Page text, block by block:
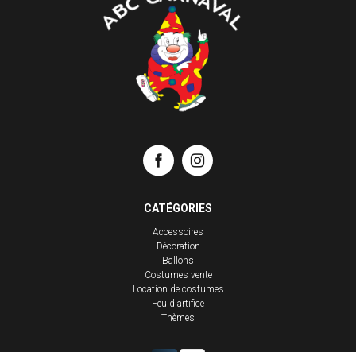
CATÉGORIES
Accessoires
Décoration
Ballons
Costumes vente
Location de costumes
Feu d'artifice
Thèmes